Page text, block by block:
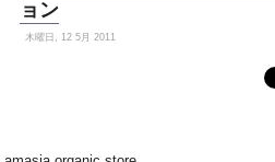
ョン
木曜日, 12 5月 2011